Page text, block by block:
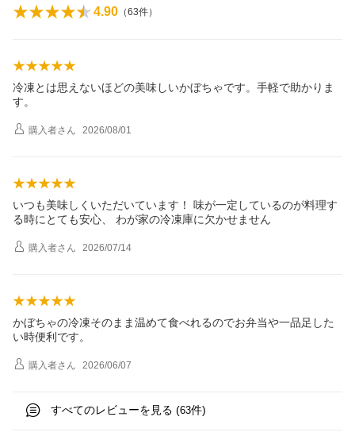
4.90 （63件）
冷凍とは思えないほどの美味しいかぼちゃです。手軽で助かりま
す。
購入者さん 2026/08/01
いつも美味しくいただいています！ 味が一定しているのが料理す
る時にとても安心、 わが家の冷凍庫に欠かせません
購入者さん 2026/07/14
かぼちゃの冷凍そのまま温めて食べれるのでお弁当や一品足した
い時便利です。
購入者さん 2026/06/07
すべてのレビューを見る (63件)